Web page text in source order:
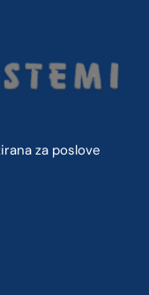
za poslove